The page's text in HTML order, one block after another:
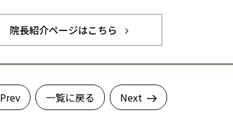
院長紹介ページはこちら
Prev 一覧に戻る Next